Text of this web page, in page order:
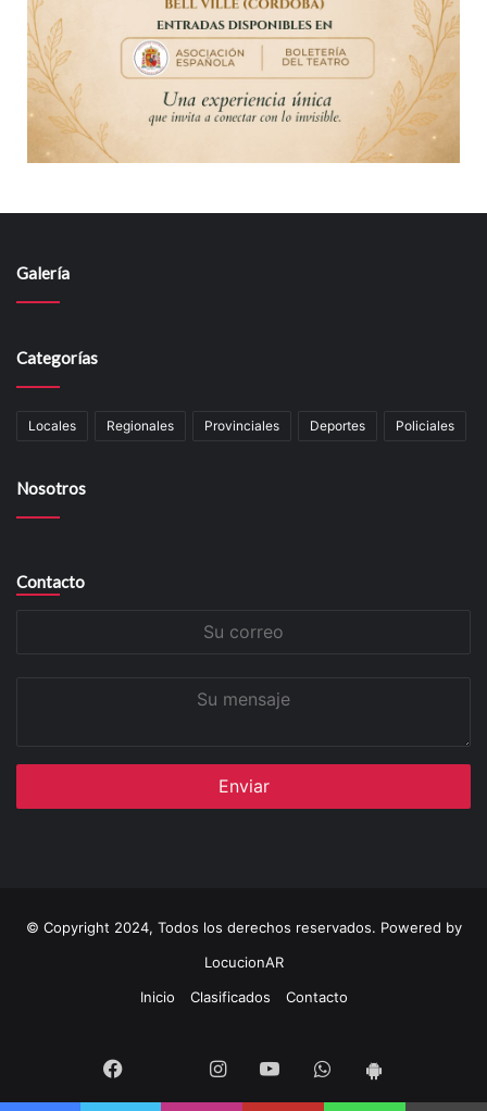
Galería
Categorías
Locales Regionales Provinciales Deportes Policiales
Nosotros
Contacto
© Copyright 2024, Todos los derechos reservados. Powered by
LocucionAR
Inicio
Clasificados Contacto
Facebook InstagramYoutubeWhatsapp